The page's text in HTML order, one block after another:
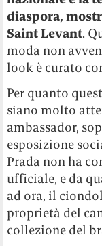
diaspora,
Saint Levant.
moda non
look è curato
Per quanto
siano molto
ambassador,
esposizione
Prada non ha
ufficiale, e da
ad ora, il
proprietà del
collezione del